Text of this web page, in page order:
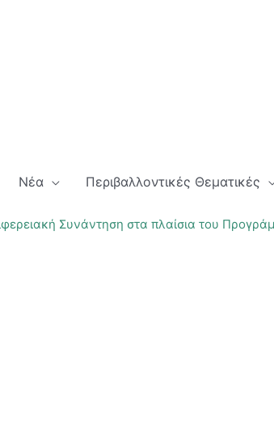
Νέα Περιβαλλοντικές Θεματικές
Συνάντηση στα πλαίσια του